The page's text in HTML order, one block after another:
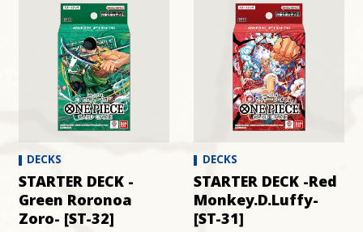
DECKS
STARTER DECK -
Green Roronoa
Zoro- [ST-32]
DECKS
STARTER DECK -Red
Monkey.D.Luffy-
[ST-31]